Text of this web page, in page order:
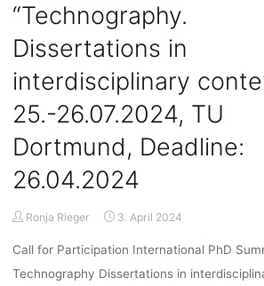
topic
guest
“Technography.
Dissertations in
interdisciplinary
25.-26.07.2024, TU
Dortmund, Deadline:
26.04.2024
Ronja Rieger 3. April 2024
Call for Participation International PhD
Technography Dissertations in